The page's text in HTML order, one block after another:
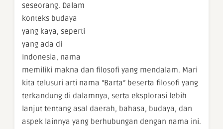
seseorang. Dalam
konteks budaya
yang kaya, seperti
yang ada di
Indonesia, nama
memiliki makna dan filosofi yang mendalam. Mari
kita telusuri arti nama “Barta” beserta filosofi yang
terkandung di dalamnya, serta eksplorasi lebih
lanjut tentang asal daerah, bahasa, budaya, dan
aspek lainnya yang berhubungan dengan nama ini.